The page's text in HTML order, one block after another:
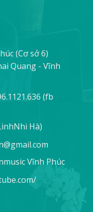
(Cơ sở 6)
Quang - Vĩnh
(fb
Hà)
Vĩnh Phúc